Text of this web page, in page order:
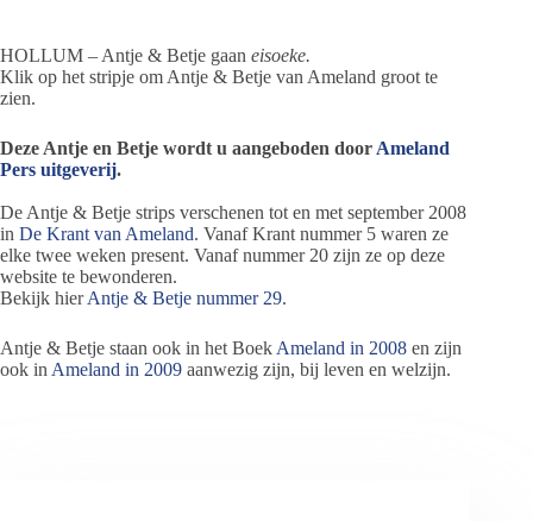
HOLLUM – Antje & Betje gaan eisoeke.
Klik op het stripje om Antje & Betje van Ameland groot te
zien.
Deze Antje en Betje wordt u aangeboden door Ameland
Pers uitgeverij.
De Antje & Betje strips verschenen tot en met september 2008
in De Krant van Ameland. Vanaf Krant nummer 5 waren ze
elke twee weken present. Vanaf nummer 20 zijn ze op deze
website te bewonderen.
Bekijk hierAntje & Betje nummer 29.
Antje & Betje staan ook in het Boek Ameland in 2008 en zijn
ook in Ameland in 2009 aanwezig zijn, bij leven en welzijn.